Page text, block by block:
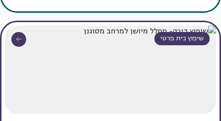
שיפוץ בית פרטי